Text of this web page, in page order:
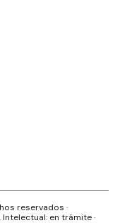
reservados ·
Intelectual: en trámite ·